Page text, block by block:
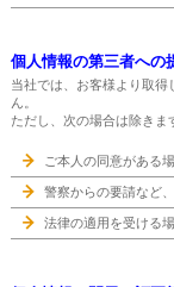
個人情報の第三者への
当社では、お客様より取
ん。
ただし、次の場合は除きま
ご本人の同意がある
警察からの要請など
法律の適用を受ける